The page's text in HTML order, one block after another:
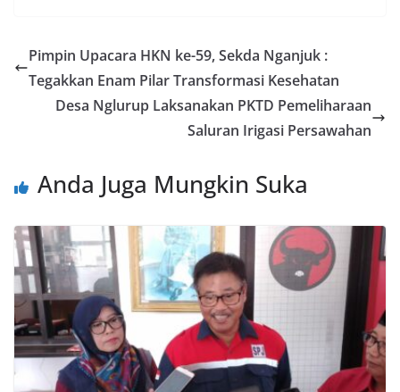
Pimpin Upacara HKN ke-59, Sekda Nganjuk :
Tegakkan Enam Pilar Transformasi Kesehatan
Desa Nglurup Laksanakan PKTD Pemeliharaan
Saluran Irigasi Persawahan
Anda Juga Mungkin Suka